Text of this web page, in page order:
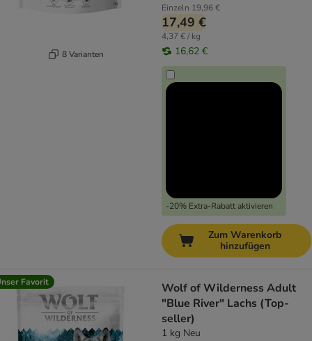
8 Varianten
Einzeln 19,96 €
17,49 €
4,37 € / kg
16,62 €
-20% Extra-Rabatt aktivieren
Zum Warenkorb
hinzufügen
Favorit
Wolf of Wilderness Adult
"Blue River" Lachs (Top-
seller)
1 kg Neu